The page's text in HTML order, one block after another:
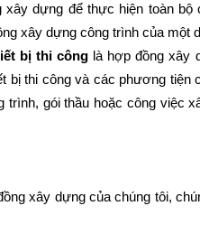
dựng để thực hiện toàn bộ
xây dựng công trình của một
bị thi công là hợp đồng xây
bị thi công và các phương tiện
trình, gói thầu hoặc công việc
xây dựng của chúng tôi,